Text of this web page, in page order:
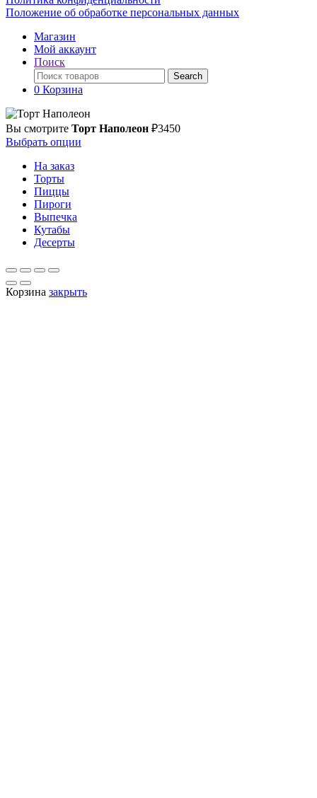
Положение об обработке персональных данных
Магазин
Мой аккаунт
Поиск
Поиск
по:
Search
0 Корзина
Вы смотрите Торт Наполеон ₽3450
Выбрать опции
На заказ
Торты
Пиццы
Пироги
Выпечка
Кутабы
Десерты
Корзина закрыть